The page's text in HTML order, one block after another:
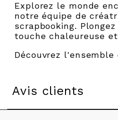
Explorez le monde
notre équipe de
scrapbooking.
touche chaleureuse
Découvrez l'ensemble
Avis clients